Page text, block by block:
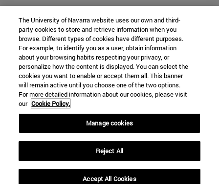
The University of Navarra website uses our own and third-
party cookies to store and retrieve information when you
browse. Different types of cookies have different purposes.
For example, to identify you as a user, obtain information
about your browsing habits respecting your privacy, or
personalize how the content is displayed. You can select the
cookies you want to enable or accept them all. This banner
will remain active until you choose one of the two options.
For more detailed information about our cookies, please visit
our Cookie Policy.
Manage cookies
Reject All
Accept All Cookies